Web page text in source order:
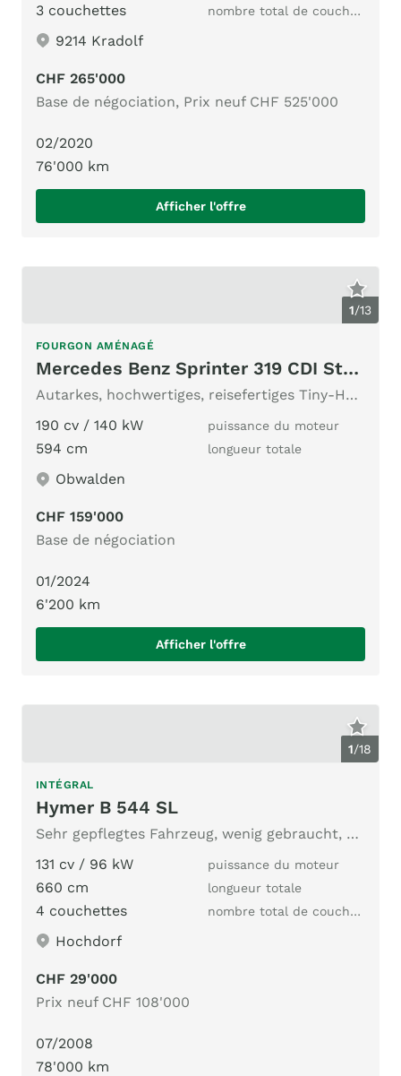
3 couchettes nombre total de couchages
9214 Kradolf
CHF 265'000
Base de négociation, Prix neuf CHF 525'000
02/2020
76'000 km
Afficher l'offre
1/13
FOURGON AMÉNAGÉ
Mercedes Benz Sprinter 319 CDI Standard 9G-TRONIC 4x4
Autarkes, hochwertiges, reisefertiges Tiny-House auf Rädern
190 cv / 140 kW
puissance du moteur
594 cm longueur totale
Obwalden
CHF 159'000
Base de négociation
01/2024
6'200 km
Afficher l'offre
1/18
INTÉGRAL
Hymer B 544 SL
Sehr gepflegtes Fahrzeug, wenig gebraucht, mit viel Zubehör
131 cv / 96 kW
puissance du moteur
660 cm longueur totale
4 couchettes nombre total de couchages
Hochdorf
CHF 29'000
Prix neuf CHF 108'000
07/2008
78'000 km